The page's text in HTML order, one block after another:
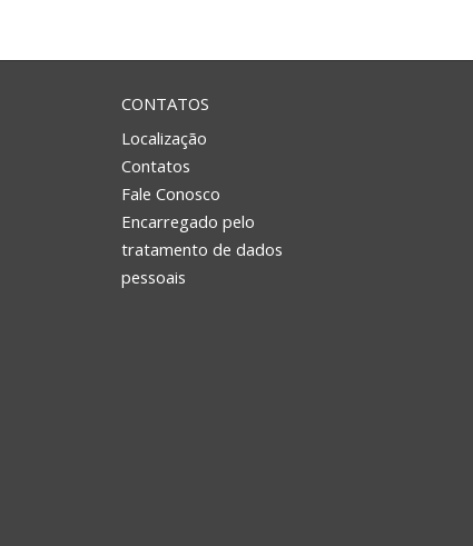
CONTATOS
Localização
Contatos
Fale Conosco
Encarregado pelo
tratamento de dados
pessoais